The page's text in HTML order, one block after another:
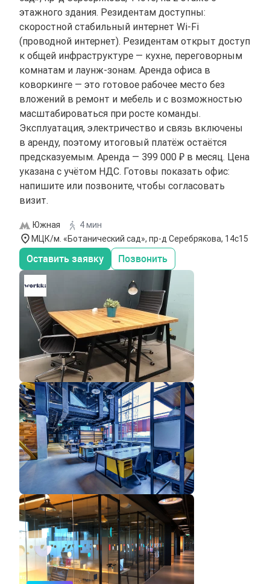
этажного здания. Резидентам доступны:
скоростной стабильный интернет Wi-Fi
(проводной интернет). Резидентам открыт доступ
к общей инфраструктуре — кухне, переговорным
комнатам и лаунж-зонам. Аренда офиса в
коворкинге — это готовое рабочее место без
вложений в ремонт и мебель и с возможностью
масштабироваться при росте команды.
Эксплуатация, электричество и связь включены
в аренду, поэтому итоговый платёж остаётся
предсказуемым. Аренда — 399 000 ₽ в месяц. Цена
указана с учётом НДС. Готовы показать офис:
напишите или позвоните, чтобы согласовать
визит.
Южная
4 мин
МЦК/м. «Ботанический сад», пр-д Серебрякова, 14с15
Оставить заявку Позвонить